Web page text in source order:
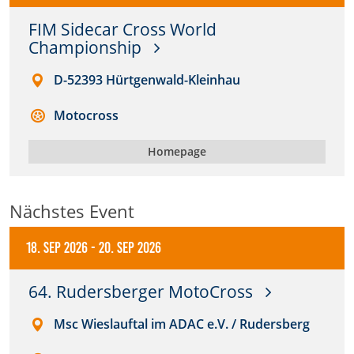
FIM Sidecar Cross World
Championship
D-52393 Hürtgenwald-Kleinhau
Motocross
Homepage
Nächstes Event
18. Sep 2026-20. Sep 2026
64. Rudersberger MotoCross
Msc Wieslauftal im ADAC e.V. / Rudersberg
Anbieter:
DMSB
Zweck:
verwendeten Hintergrundbildern der Website.
Cookie Consent
Name:
cookie_consent
DMSB